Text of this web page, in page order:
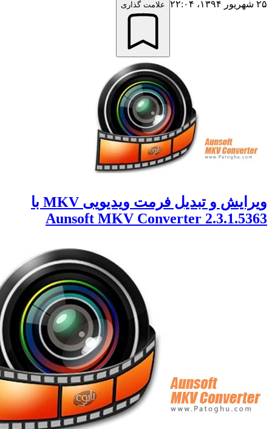
علامت گذاری
ویرایش و تبدیل فرمت ویدیویی MKV با
Aunsoft MKV Converter